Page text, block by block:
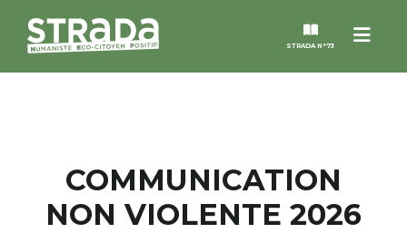
Menu
STRADA N°73
MAGAZINES
NOS THÈMES
COMMUNICATION
NON VIOLENTE 2026